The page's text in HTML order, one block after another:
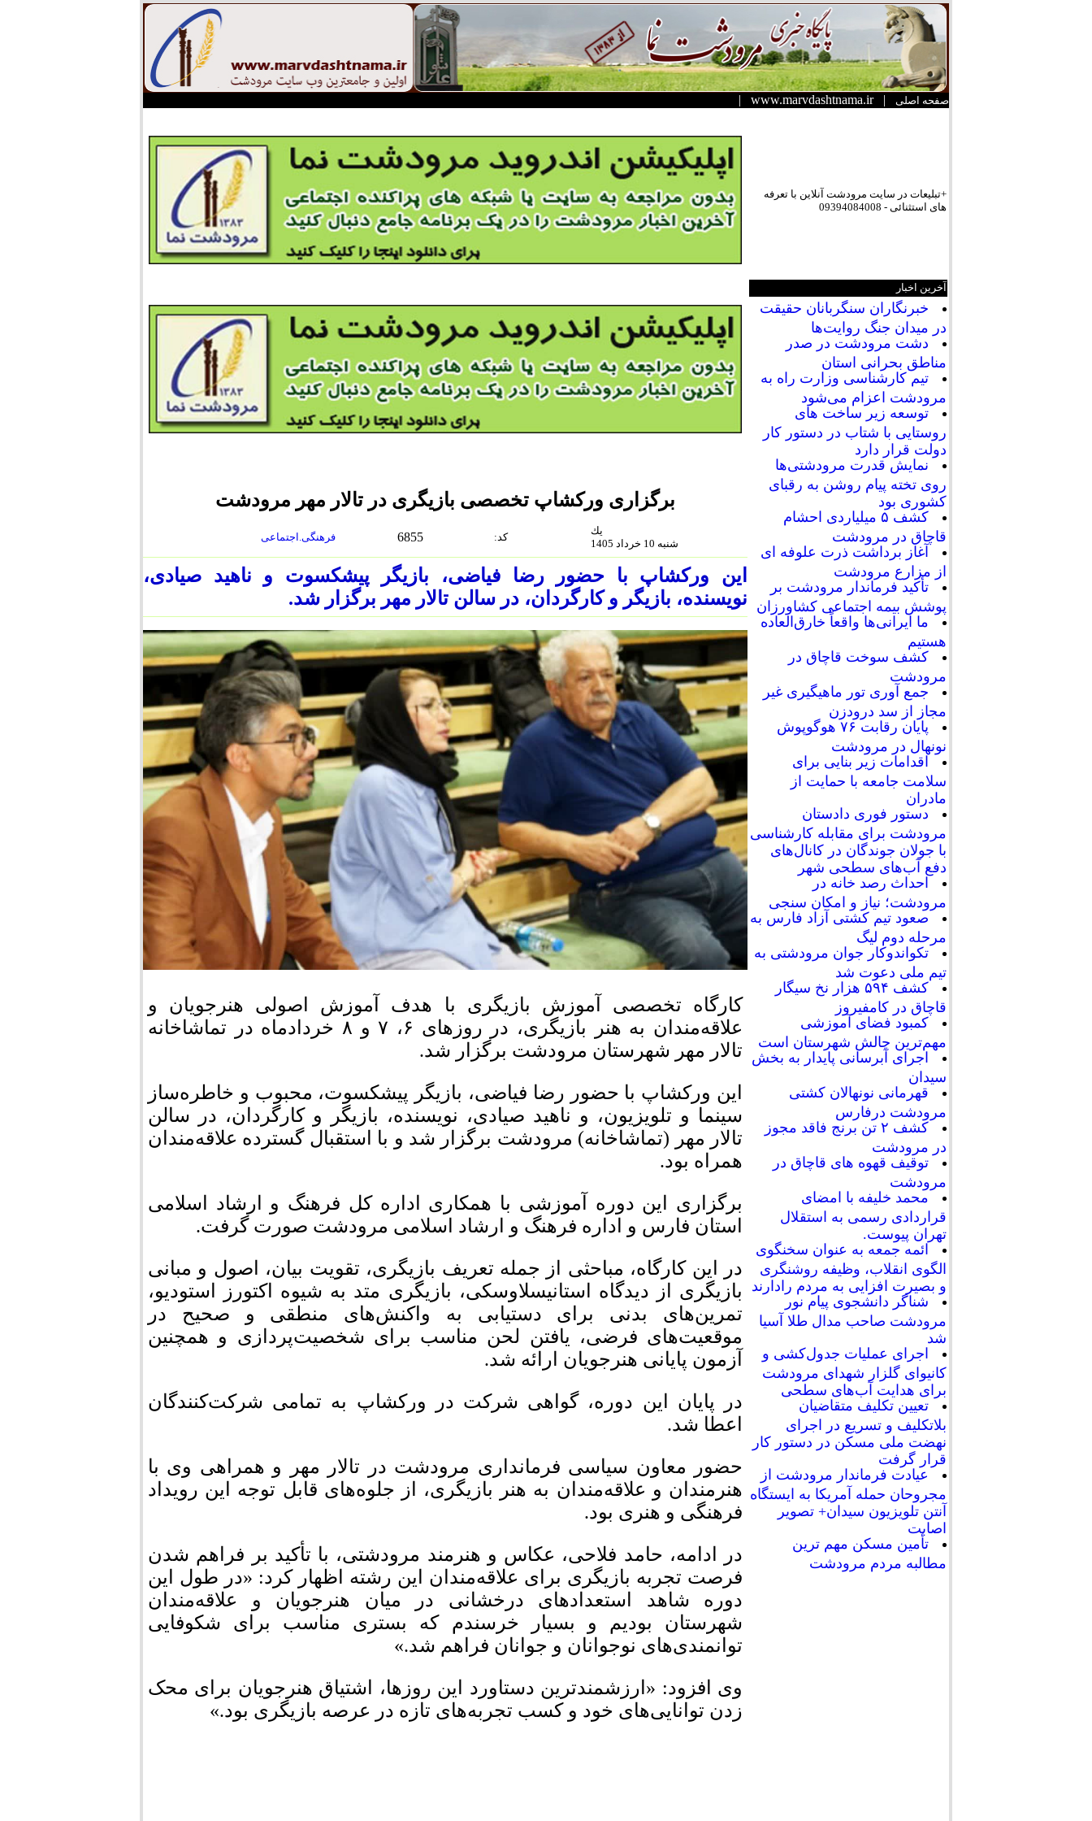
صفحه اصلی |
www.marvdashtnama.ir
|
+تبلیعات در سایت مرودشت آنلاین با تعرفه
های استثنائی - 09394084008
آخرین اخبار
خبرنگاران سنگربانان حقیقت
در میدان جنگ روایت‌ها
دشت مرودشت در صدر
مناطق بحرانی استان
تیم کارشناسی وزارت راه به
مرودشت اعزام می‌شود
توسعه زیر ساخت های
روستایی با شتاب در دستور کار
دولت قرار دارد
نمایش قدرت مرودشتی‌ها
روی تخته پیام روشن به رقبای
کشوری بود
کشف ۵ میلیاردی احشام
قاچاق در مرودشت
آغاز برداشت ذرت علوفه ای
از مزارع مرودشت
تأکید فرماندار مرودشت بر
پوشش بیمه اجتماعی کشاورزان
ما ایرانی‌ها واقعاً خارق‌العاده
هستیم
کشف سوخت قاچاق در
مرودشت
جمع آوری تور ماهیگیری غیر
مجاز از سد درودزن
پایان رقابت‌ ۷۶ هوگوپوش
نونهال در مرودشت
اقدامات زیر بنایی برای
سلامت جامعه با حمایت از
مادران
دستور فوری دادستان
مرودشت برای مقابله کارشناسی
با جولان جوندگان در کانال‌های
دفع آب‌های سطحی شهر
احداث رصد خانه در
مرودشت؛ نیاز و امکان سنجی
صعود تیم کشتی آزاد فارس به
مرحله دوم لیگ
تکواندوکار جوان مرودشتی به
تیم ملی دعوت شد
کشف ۵۹۴ هزار نخ سیگار
قاچاق در کامفیروز
کمبود فضای آموزشی
مهم‌ترین چالش شهرستان است
اجرای آبرسانی پایدار به بخش
سیدان
قهرمانی نونهالان کشتی
مرودشت درفارس
کشف ۲ تن برنج فاقد مجوز
در مرودشت
توقیف قهوه های قاچاق در
مرودشت
محمد خلیفه با امضای
قراردادی رسمی به استقلال
تهران پیوست.
ائمه جمعه به عنوان سخنگوی
الگوی انقلاب، وظیفه روشنگری
و بصیرت افزایی به مردم رادارند
شناگر دانشجوی پیام نور
مرودشت صاحب مدال طلا آسیا
شد
اجرای عملیات جدول‌کشی و
کانیوای گلزار شهدای مرودشت
برای هدایت آب‌های سطحی
تعیین تکلیف متقاضیان
بلاتکلیف و تسریع در اجرای
نهضت ملی مسکن در دستور کار
قرار گرفت
عیادت فرماندار مرودشت از
مجروحان حمله آمریکا به ایستگاه
آنتن تلویزیون سیدان+ تصویر
اصابت
تأمین مسکن مهم ترین
مطالبه مردم مرودشت
برگزاری ورکشاپ تخصصی بازیگری در تالار مهر مرودشت
فرهنگی.اجتماعی 6855 :كد
يك
شنبه 10 خرداد 1405
این ورکشاپ با حضور رضا فیاضی، بازیگر پیشکسوت و ناهید صیادی،
نویسنده، بازیگر و کارگردان، در سالن تالار مهر برگزار شد.
کارگاه تخصصی آموزش بازیگری با هدف آموزش اصولی هنرجویان و
علاقه‌مندان به هنر بازیگری، در روزهای ۶، ۷ و ۸ خردادماه در تماشاخانه
تالار مهر شهرستان مرودشت برگزار شد.
این ورکشاپ با حضور رضا فیاضی، بازیگر پیشکسوت، محبوب و خاطره‌ساز
سینما و تلویزیون، و ناهید صیادی، نویسنده، بازیگر و کارگردان، در سالن
تالار مهر (تماشاخانه) مرودشت برگزار شد و با استقبال گسترده علاقه‌مندان
همراه بود.
برگزاری این دوره آموزشی با همکاری اداره کل فرهنگ و ارشاد اسلامی
استان فارس و اداره فرهنگ و ارشاد اسلامی مرودشت صورت گرفت.
در این کارگاه، مباحثی از جمله تعریف بازیگری، تقویت بیان، اصول و مبانی
بازیگری از دیدگاه استانیسلاوسکی، بازیگری متد به شیوه اکتورز استودیو،
تمرین‌های بدنی برای دستیابی به واکنش‌های منطقی و صحیح در
موقعیت‌های فرضی، یافتن لحن مناسب برای شخصیت‌پردازی و همچنین
آزمون پایانی هنرجویان ارائه شد.
در پایان این دوره، گواهی شرکت در ورکشاپ به تمامی شرکت‌کنندگان
اعطا شد.
حضور معاون سیاسی فرمانداری مرودشت در تالار مهر و همراهی وی با
هنرمندان و علاقه‌مندان به هنر بازیگری، از جلوه‌های قابل توجه این رویداد
فرهنگی و هنری بود.
در ادامه، حامد فلاحی، عکاس و هنرمند مرودشتی، با تأکید بر فراهم شدن
فرصت تجربه بازیگری برای علاقه‌مندان این رشته اظهار کرد: «در طول این
دوره شاهد استعدادهای درخشانی در میان هنرجویان و علاقه‌مندان
شهرستان بودیم و بسیار خرسندم که بستری مناسب برای شکوفایی
توانمندی‌های نوجوانان و جوانان فراهم شد.»
وی افزود: «ارزشمندترین دستاورد این روزها، اشتیاق هنرجویان برای محک
زدن توانایی‌های خود و کسب تجربه‌های تازه در عرصه بازیگری بود.»